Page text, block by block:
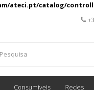
ateci.pt/catalog/
Consumíveis Redes